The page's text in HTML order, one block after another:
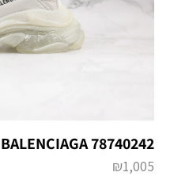
BALENCIAGA 78740242
₪1,005